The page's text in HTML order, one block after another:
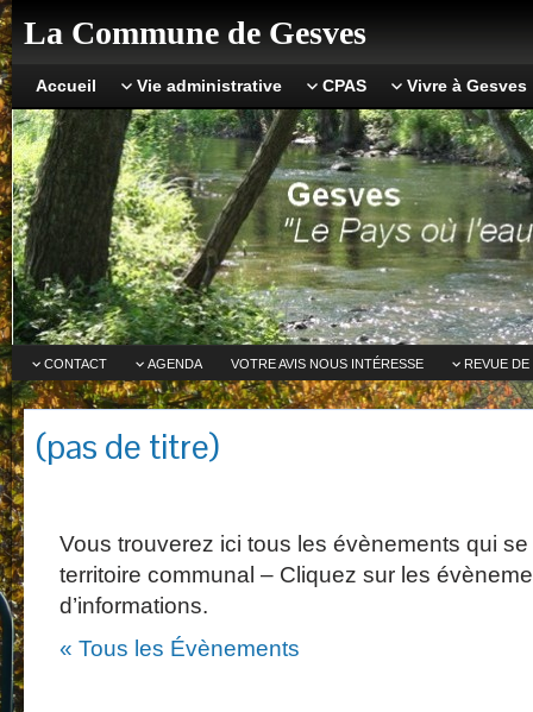
La Commune de Gesves
Accueil Vie administrative CPAS Vivre à Gesves
CONTACT AGENDA VOTRE AVIS NOUS INTÉRESSE REVUE DE
(pas de titre)
Vous trouverez ici tous les évènements qui
territoire communal – Cliquez sur les
d’informations.
« Tous les Évènements